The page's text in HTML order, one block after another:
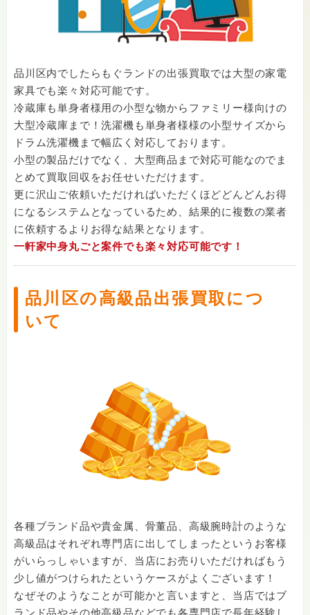
品川区内でしたらもぐランドの出張買取では大型の家電
家具でも楽々対応可能です。
冷蔵庫も単身者様用の小型な物からファミリー様向けの
大型冷蔵庫まで！洗濯機も単身者様様の小型サイズから
ドラム洗濯機まで幅広く対応しております。
小型の製品だけでなく、大型商品まで対応可能なのでま
とめて買取回収をお任せいただけます。
更に沢山ご依頼いただければいただくほどどんどんお得
になるシステムとなっているため、結果的に複数の業者
に依頼するよりお得な結果となります。
一軒家中身丸ごと案件でも楽々対応可能です！
品川区の高級品出張買取につ
いて
各種ブランド品や貴金属、骨董品、高級腕時計のような
高級品はそれぞれ専門店に出してしまったというお客様
がいらっしゃいますが、当店にお売りいただければもう
少し値がつけられたというケースがよくございます！
なぜそのようなことが可能かと言いますと、当店ではブ